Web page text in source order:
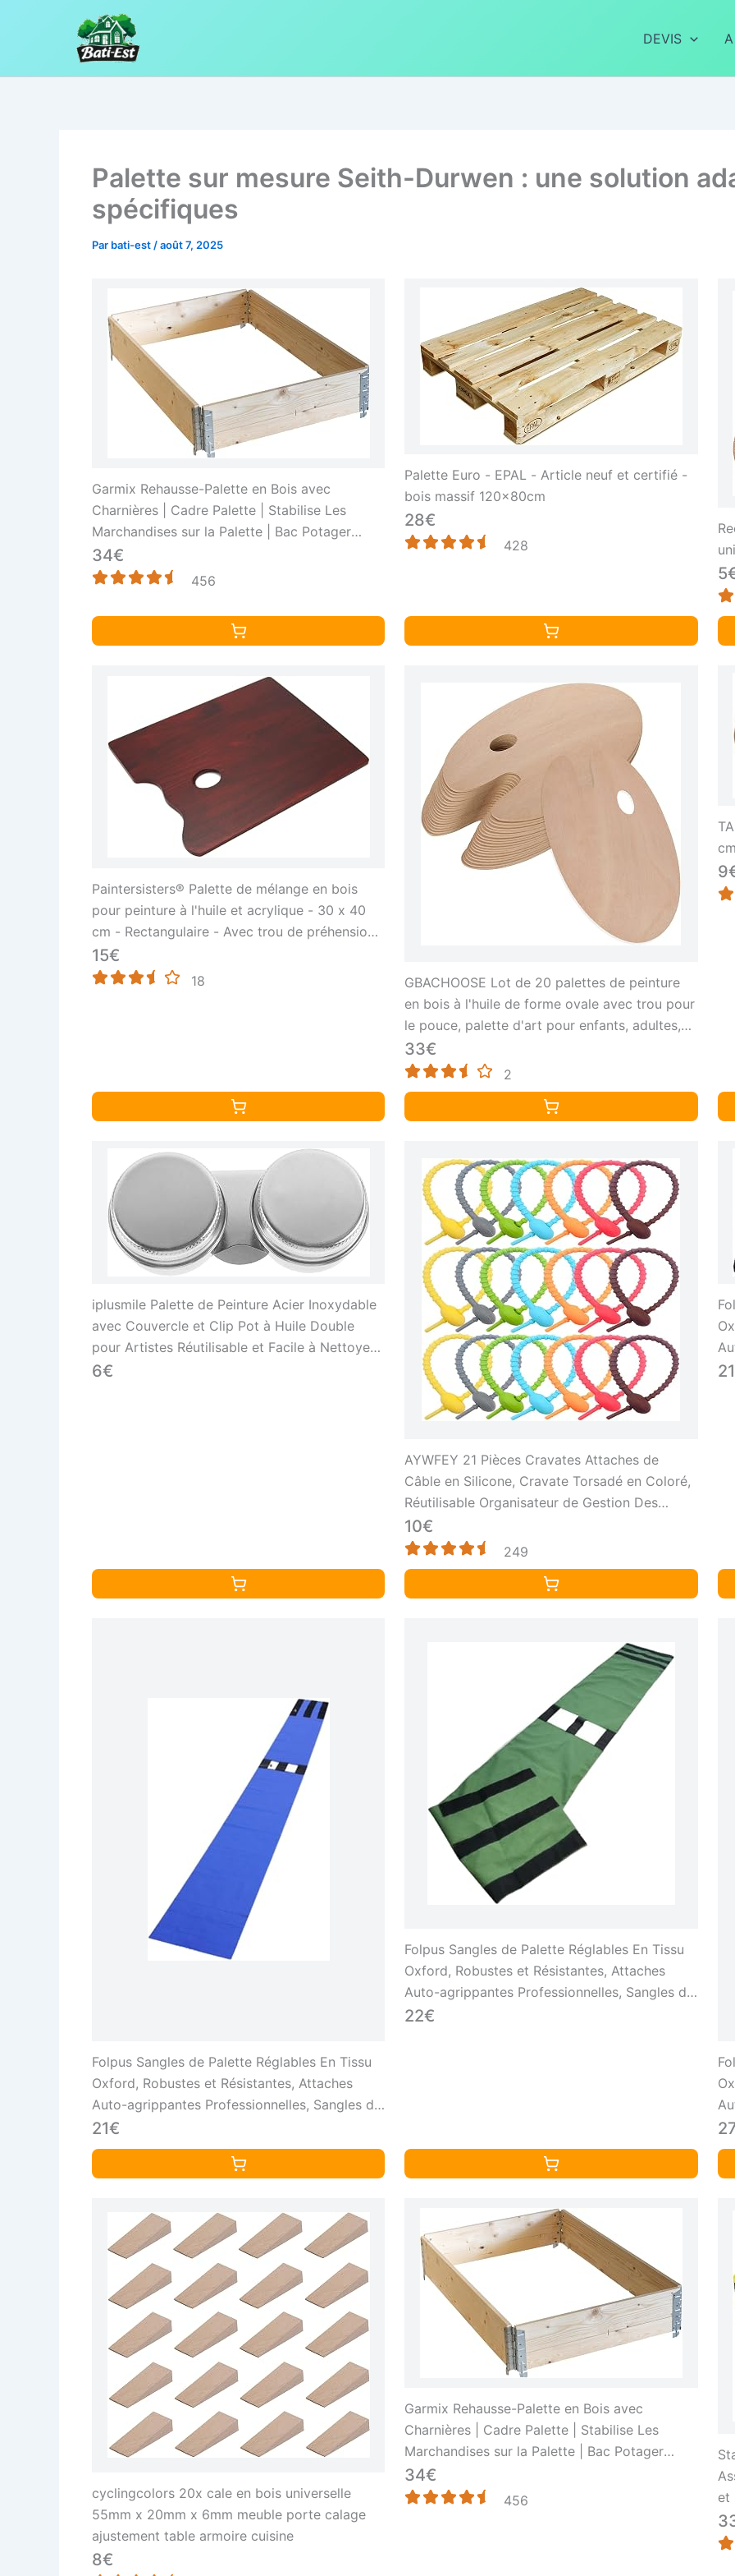
DEVIS
Palette sur mesure Seith-Durwen : une solution
spécifiques
Par bati-est /août 7, 2025
Garmix Rehausse-Palette en Bois avec
Charnières | Cadre Palette | Stabilise Les
Marchandises sur la Palette | Bac Potager
surélevé, 120x80x20cm
34€
456
Palette Euro - EPAL - Article neuf et certifié -
bois massif 120x80cm
28€
428
Paintersisters® Palette de mélange en bois
pour peinture à l'huile et acrylique - 30 x 40
cm - Rectangulaire - Avec trou de préhension -
Foncé - Pour les artistes pour peindre et
mélanger les couleurs
15€
18
GBACHOOSE Lot de 20 palettes de peinture
en bois à l'huile de forme ovale avec trou pour
le pouce, palette d'art pour enfants, adultes,
étudiants en art (20,3 x 30,5 cm)
33€
2
cm
iplusmile Palette de Peinture Acier Inoxydable
avec Couvercle et Clip Pot à Huile Double
pour Artistes Réutilisable et Facile à Nettoyer
Accessoires Dessin Peinture Huile
6€
AYWFEY 21 Pièces Cravates Attaches de
Câble en Silicone, Cravate Torsadé en Coloré,
Réutilisable Organisateur de Gestion Des
Enroulements de Cordons de Câbles, Attaches
pour Sacs Alimentaires, 21 cm
10€
249
Folpus Sangles de Palette Réglables En Tissu
Oxford, Robustes et Résistantes, Attaches
Auto-agrippantes Professionnelles, Sangles de
Fixation de Chargement, Bleu, 46cmx460cm
21€
Folpus Sangles de Palette Réglables En Tissu
Oxford, Robustes et Résistantes, Attaches
Auto-agrippantes Professionnelles, Sangles de
Fixation de Chargement, Vert, 46cmx460cm
22€
cyclingcolors 20x cale en bois universelle
55mm x 20mm x 6mm meuble porte calage
ajustement table armoire cuisine
8€
Garmix Rehausse-Palette en Bois avec
Charnières | Cadre Palette | Stabilise Les
Marchandises sur la Palette | Bac Potager
surélevé, 120x80x20cm
34€
456
et